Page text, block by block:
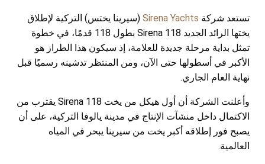
تستعد شركة Sirena Yachts (سيرينا يختس) التركية لإطلاق
يختها الرائد الجديد Sirena 118 بطول 118 قدمًا، في خطوة
تمثل بداية مرحلة جديدة للعلامة، إذ سيكون هذا الطراز هو
الأكبر في أسطولها حتى الآن، ومن المنتظر تدشينه رسميًا قبل
نهاية العام الجاري.
وأعلنت الشركة أن أول هيكل من يخت Sirena 118 يقترب من
الاكتمال داخل منشآت الإنتاج في مدينة يالوفا التركية، على أن
يصبح فور إطلاقه أكبر يخت من سيرينا يبحر في المياه
العالمية.